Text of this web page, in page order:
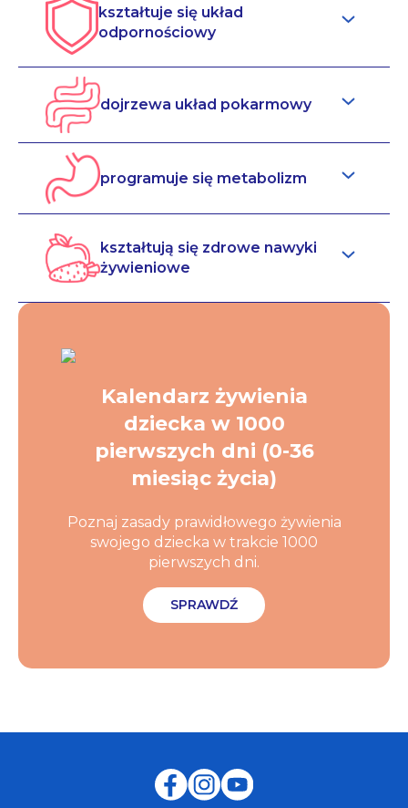
kształtuje się układ
odpornościowy
dojrzewa układ pokarmowy
programuje się metabolizm
kształtują się zdrowe nawyki
żywieniowe
Kalendarz żywienia
dziecka w 1000
pierwszych dni (0-36
miesiąc życia)
Poznaj zasady prawidłowego żywienia
swojego dziecka w trakcie 1000
pierwszych dni.
SPRAWDŹ